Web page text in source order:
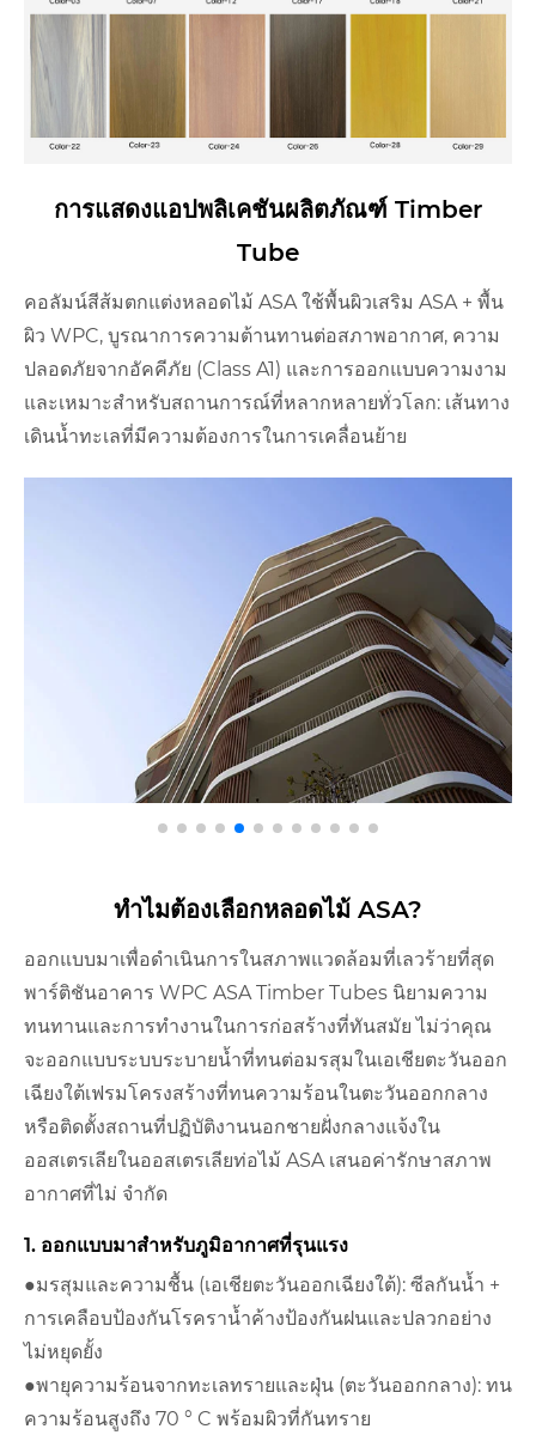
การแสดงแอปพลิเคชันผลิตภัณฑ์ Timber
Tube
คอลัมน์สีส้มตกแต่งหลอดไม้ ASA ใช้พื้นผิวเสริม ASA + พื้น
ผิว WPC, บูรณาการความต้านทานต่อสภาพอากาศ, ความ
ปลอดภัยจากอัคคีภัย (Class A1) และการออกแบบความงาม
และเหมาะสำหรับสถานการณ์ที่หลากหลายทั่วโลก: เส้นทาง
เดินน้ำทะเลที่มีความต้องการในการเคลื่อนย้าย
ทำไมต้องเลือกหลอดไม้ ASA?
ออกแบบมาเพื่อดำเนินการในสภาพแวดล้อมที่เลวร้ายที่สุด
พาร์ติชันอาคาร WPC ASA Timber Tubes นิยามความ
ทนทานและการทำงานในการก่อสร้างที่ทันสมัย ไม่ว่าคุณ
จะออกแบบระบบระบายน้ำที่ทนต่อมรสุมในเอเชียตะวันออก
เฉียงใต้เฟรมโครงสร้างที่ทนความร้อนในตะวันออกกลาง
หรือติดตั้งสถานที่ปฏิบัติงานนอกชายฝั่งกลางแจ้งใน
ออสเตรเลียในออสเตรเลียท่อไม้ ASA เสนอค่ารักษาสภาพ
อากาศที่ไม่ จำกัด
1. ออกแบบมาสำหรับภูมิอากาศที่รุนแรง
●มรสุมและความชื้น (เอเชียตะวันออกเฉียงใต้): ซีลกันน้ำ +
การเคลือบป้องกันโรคราน้ำค้างป้องกันฝนและปลวกอย่าง
ไม่หยุดยั้ง
●พายุความร้อนจากทะเลทรายและฝุ่น (ตะวันออกกลาง): ทน
ความร้อนสูงถึง 70 ° C พร้อมผิวที่กันทราย